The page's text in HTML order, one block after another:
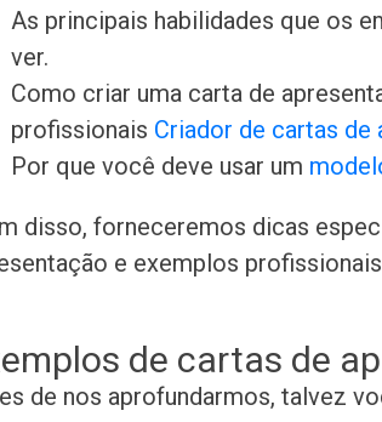
As principais habilidades que os
ver.
Como criar uma carta de
profissionais Criador de cartas de
Por que você deve usar um
disso, forneceremos dicas
e exemplos
de cartas de
de nos aprofundarmos, talvez